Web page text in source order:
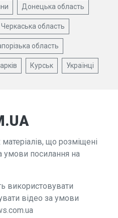
Донецька область
Черкаська область
область
Курськ Українці
що розміщені
умови посилання на
використовувати
відео за умови